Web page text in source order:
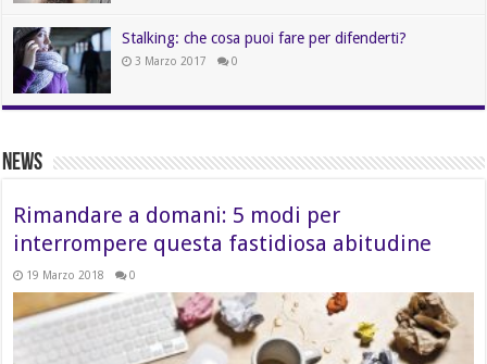
Stalking: che cosa puoi fare per difenderti?
3 Marzo 2017 0
News
Rimandare a domani: 5 modi per
interrompere questa fastidiosa abitudine
19 Marzo 2018 0